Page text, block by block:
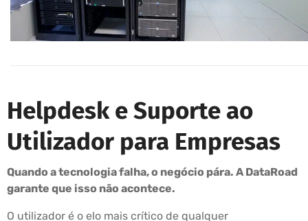
Helpdesk e Suporte ao
Utilizador para Empresas
Quando a tecnologia falha, o negócio pára. A DataRoad
garante que isso não acontece.
O utilizador é o elo mais crítico de qualquer